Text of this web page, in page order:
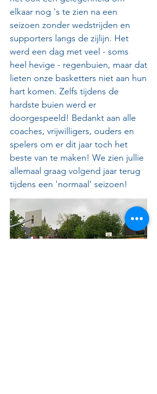
elkaar nog 's te zien na een
seizoen zonder wedstrijden en
supporters langs de zijlijn. Het
werd een dag met veel - soms
heel hevige - regenbuien, maar dat
lieten onze basketters niet aan hun
hart komen. Zelfs tijdens de
hardste buien werd er
doorgespeeld! Bedankt aan alle
coaches, vrijwilligers, ouders en
spelers om er dit jaar toch het
beste van te maken! We zien jullie
allemaal graag volgend jaar terug
tijdens een 'normaal' seizoen!